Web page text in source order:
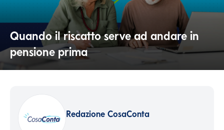
Quando il riscatto serve ad andare in
pensione prima
Redazione CosaConta